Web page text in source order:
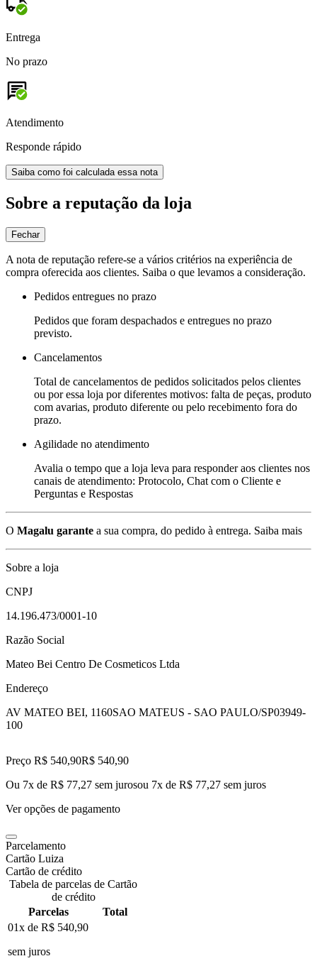
Entrega
No prazo
Atendimento
Responde rápido
Saiba como foi calculada essa nota
Sobre a reputação da loja
Fechar
A nota de reputação refere-se a vários critérios na experiência de
compra oferecida aos clientes. Saiba o que levamos a consideração.
Pedidos entregues no prazo
Pedidos que foram despachados e entregues no prazo
previsto.
Cancelamentos
Total de cancelamentos de pedidos solicitados pelos clientes
ou por essa loja por diferentes motivos: falta de peças, produto
com avarias, produto diferente ou pelo recebimento fora do
prazo.
Agilidade no atendimento
Avalia o tempo que a loja leva para responder aos clientes nos
canais de atendimento: Protocolo, Chat com o Cliente e
Perguntas e Respostas
O Magalu garante a sua compra, do pedido à entrega. Saiba mais
Sobre a loja
CNPJ
14.196.473/0001-10
Razão Social
Mateo Bei Centro De Cosmeticos Ltda
Endereço
AV MATEO BEI, 1160SAO MATEUS - SAO PAULO/SP03949-
100
Preço R$ 540,90R$ 540,90
Ou 7x de R$ 77,27 sem jurosou 7x de R$ 77,27 sem juros
Ver opções de pagamento
Parcelamento
Cartão Luiza
Cartão de crédito
Tabela de parcelas de Cartão
de crédito
Parcelas
Total
01x de R$ 540,90
sem juros